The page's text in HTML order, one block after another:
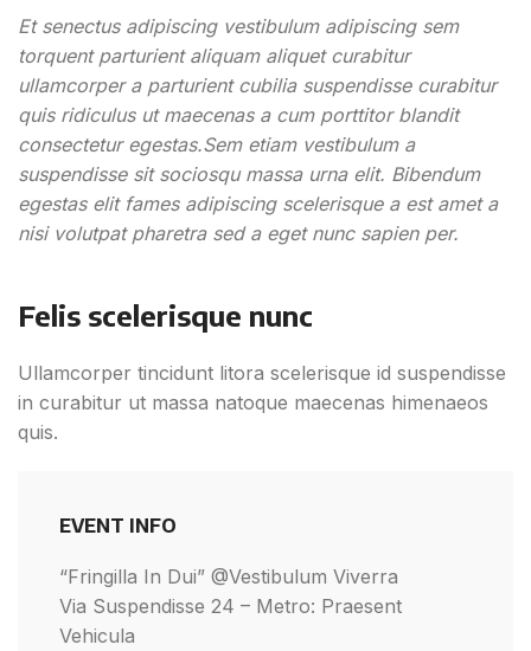
Et senectus adipiscing vestibulum adipiscing sem
torquent parturient aliquam aliquet curabitur
ullamcorper a parturient cubilia suspendisse curabitur
quis ridiculus ut maecenas a cum porttitor blandit
consectetur egestas.Sem etiam vestibulum a
suspendisse sit sociosqu massa urna elit. Bibendum
egestas elit fames adipiscing scelerisque a est amet a
nisi volutpat pharetra sed a eget nunc sapien per.
Felis scelerisque nunc
Ullamcorper tincidunt litora scelerisque id suspendisse
in curabitur ut massa natoque maecenas himenaeos
quis.
EVENT INFO
“Fringilla In Dui” @Vestibulum Viverra
Via Suspendisse 24 – Metro: Praesent
Vehicula